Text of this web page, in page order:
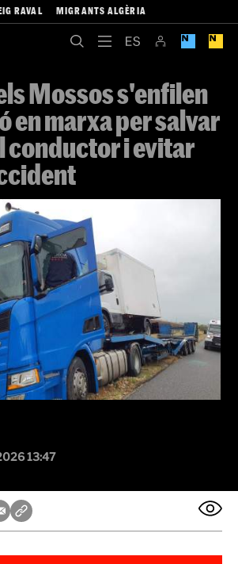
RAVAL MIGRANTS ALGÈRIA
Mossos s'enfilen
en marxa per salvar
conductor i evitar
13:47